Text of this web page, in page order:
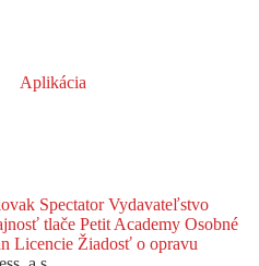
Aplikácia
SpectatorVydavateľstvo
tlače Petit Academy Osobné
Licencie Žiadosť o opravu